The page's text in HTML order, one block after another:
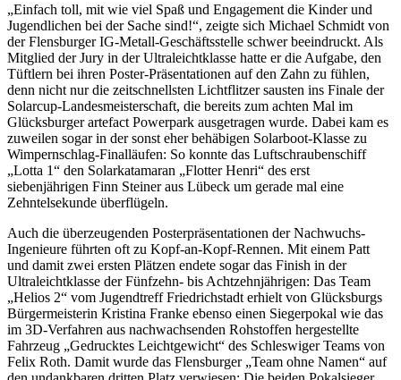
„Einfach toll, mit wie viel Spaß und Engagement die Kinder und
Jugendlichen bei der Sache sind!“, zeigte sich Michael Schmidt von
der Flensburger IG-Metall-Geschäftsstelle schwer beeindruckt. Als
Mitglied der Jury in der Ultraleichtklasse hatte er die Aufgabe, den
Tüftlern bei ihren Poster-Präsentationen auf den Zahn zu fühlen,
denn nicht nur die zeitschnellsten Lichtflitzer sausten ins Finale der
Solarcup-Landesmeisterschaft, die bereits zum achten Mal im
Glücksburger artefact Powerpark ausgetragen wurde. Dabei kam es
zuweilen sogar in der sonst eher behäbigen Solarboot-Klasse zu
Wimpernschlag-Finalläufen: So konnte das Luftschraubenschiff
„Lotta 1“ den Solarkatamaran „Flotter Henri“ des erst
siebenjährigen Finn Steiner aus Lübeck um gerade mal eine
Zehntelsekunde überflügeln.
Auch die überzeugenden Posterpräsentationen der Nachwuchs-
Ingenieure führten oft zu Kopf-an-Kopf-Rennen. Mit einem Patt
und damit zwei ersten Plätzen endete sogar das Finish in der
Ultraleichtklasse der Fünfzehn- bis Achtzehnjährigen: Das Team
„Helios 2“ vom Jugendtreff Friedrichstadt erhielt von Glücksburgs
Bürgermeisterin Kristina Franke ebenso einen Siegerpokal wie das
im 3D-Verfahren aus nachwachsenden Rohstoffen hergestellte
Fahrzeug „Gedrucktes Leichtgewicht“ des Schleswiger Teams von
Felix Roth. Damit wurde das Flensburger „Team ohne Namen“ auf